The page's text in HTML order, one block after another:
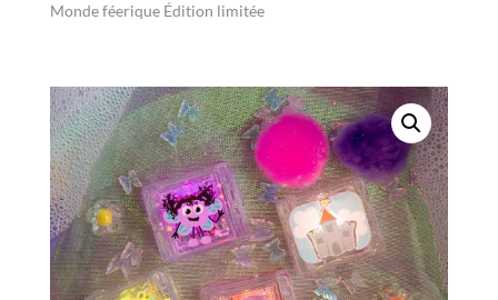
Monde féerique Édition limitée